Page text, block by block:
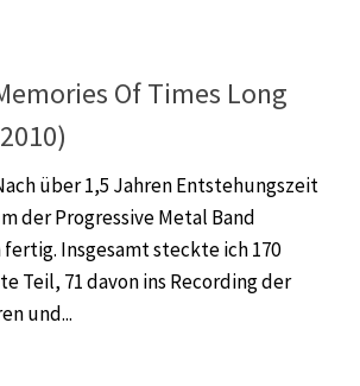
Of Times Long
über 1,5 Jahren Entstehungszeit
der Progressive Metal Band
fertig. Insgesamt steckte ich 170
Teil, 71 davon ins Recording der
und...